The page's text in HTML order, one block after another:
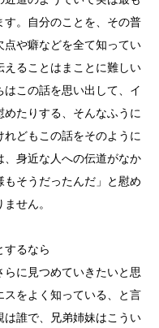
。自分のことを、その普
や癖などを全て知ってい
えることはまことに難しい
この話を思い出して、イ
たりする、そんなふうに
どもこの話をそのように
身近な人への伝道がなか
そうだったんだ」と慰め
せん。
するなら
に見つめていきたいと思
スをよく知っている、と言
は誰で、兄弟姉妹はこうい